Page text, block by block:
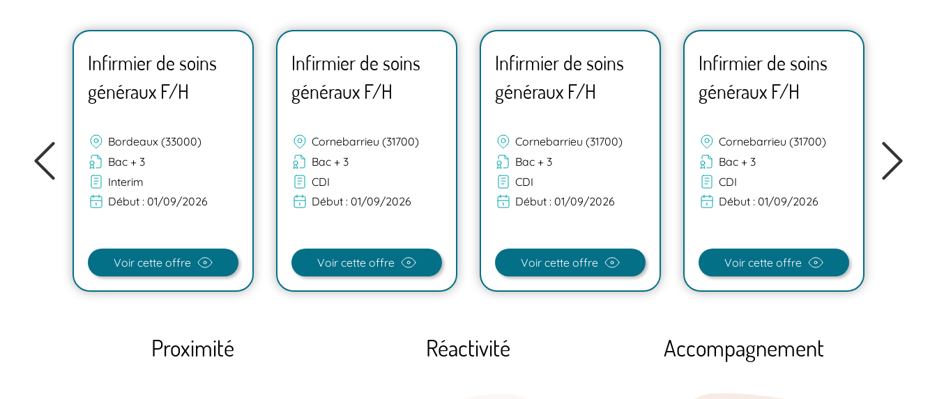
Infirmier de soins
généraux F/H
Bordeaux (33000)
Bac + 3
Interim
Début : 01/09/2026
Voir cette offre
Infirmier de soins
généraux F/H
Cornebarrieu (31700)
Bac + 3
CDI
Début : 01/09/2026
Voir cette offre
Infirmier de soins
généraux F/H
Cornebarrieu (31700)
Bac + 3
CDI
Début : 01/09/2026
Voir cette offre
Infirmier de soins
généraux F/H
Cornebarrieu (31700)
Bac + 3
CDI
Début : 01/09/2026
Voir cette offre
Proximité Réactivité Accompagnement